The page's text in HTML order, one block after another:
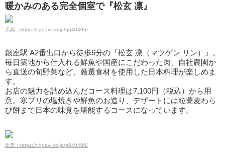
暖かみのある完全個室で『松玄 凛』
出典：https://r.gnavi.co.jp/g640406/
銀座駅 A2番出口から徒歩6分の『松玄 凛（マツゲン リン）』。
毎日築地から仕入れる鮮魚や国産にこだわった肉、自社農園か
ら直送の旬野菜など、厳選食材を使用した日本料理が楽しめま
す。
お店の魅力を詰め込んだコース料理は7,100円（税込）から用
意。寒ブリの塩焼きや鮮魚のお造り、デザートには粒蕎麦わら
び餅まで日本の味覚を堪能するコースになっています。
出典：https://r.gnavi.co.jp/g640406/